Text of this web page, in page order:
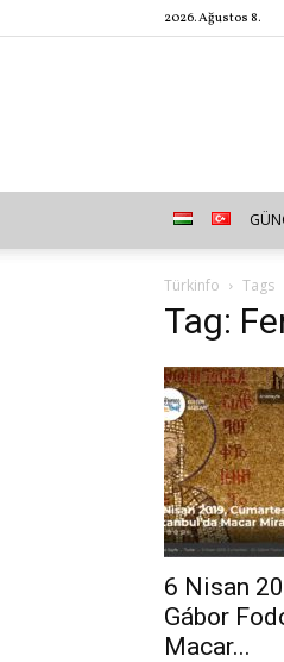
2026. Ağustos 8.
Türkinfo Tags
Tag:
6 Nisan
Gábor
Macar...